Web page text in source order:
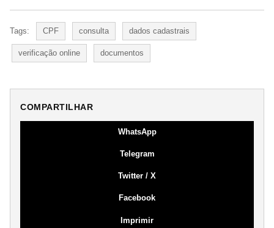
Tags: CPF consulta dados cadastrais
verificação online documentos
COMPARTILHAR
WhatsApp
Telegram
Twitter / X
Facebook
Imprimir